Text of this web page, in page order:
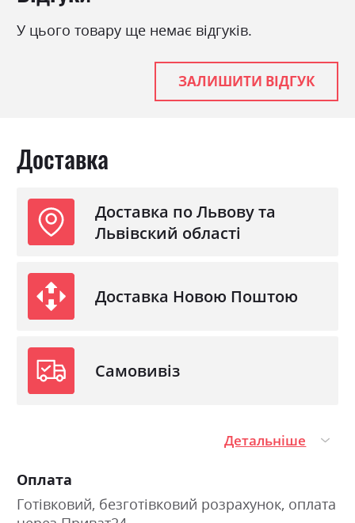
З матрацом
З підставкою під матрац
так
У цього товару ще немає відгуків.
ЗАЛИШИТИ ВІДГУК
Доставка
Доставка по Львову та
Львівский області
Доставка Новою Поштою
Самовивіз
Детальніше
Оплата
Готівковий, безготівковий розрахунок, оплата